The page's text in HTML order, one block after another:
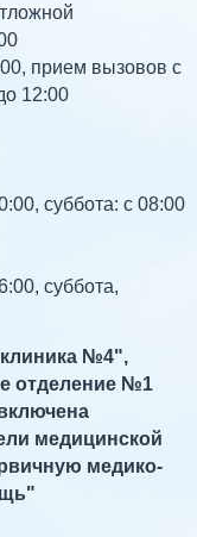
прием вызовов с
12:00
суббота: с 08:00
суббота,
№4",
отделение №1
медицинской
медико-